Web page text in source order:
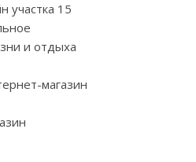
участка 15
и отдыха
магазин